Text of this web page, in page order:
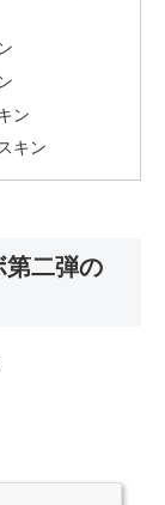
ン
キン
二弾の